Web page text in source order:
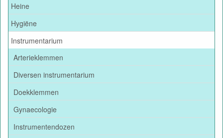
Heine
Hygiëne
Instrumentarium
Arterieklemmen
Diversen instrumentarium
Doekklemmen
Gynaecologie
Instrumentendozen